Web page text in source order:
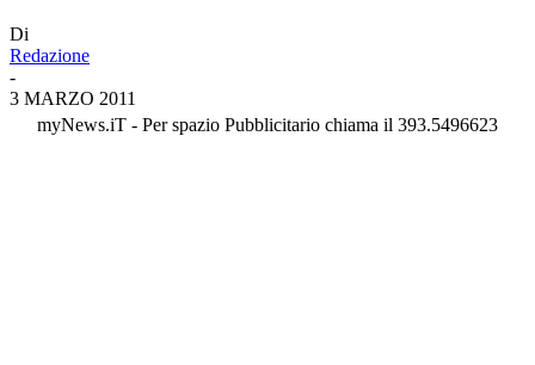
Di
Redazione
-
3 MARZO 2011
myNews.iT - Per spazio Pubblicitario chiama il 393.5496623